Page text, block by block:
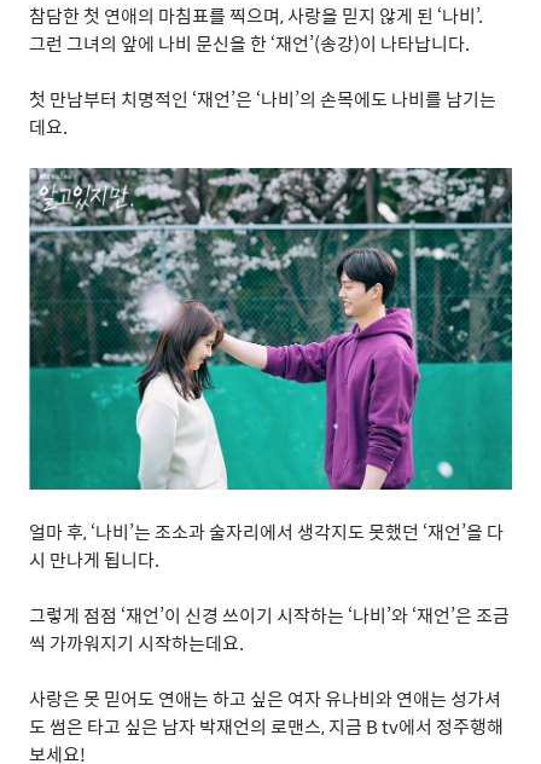
참담한첫 연애의 마침표를 찍으며,사랑을 믿지 않게 된 ‘나비’.
그런 그녀의 앞에 나비 문신을한‘재언’(송강)이 나타납니다.
첫 만남부터 치명적인 ‘재언’은 ‘나비’의 손목에도 나비를 남기는
데요.
얼마후, ‘나비’는조소과술자리에서 생각지도못했던 ‘재언’을 다
시 만나게 됩니다.
그렇게 점점 ‘재언’이 신경 쓰이기 시작하는 ‘나비’와‘재언’은조금
씩 가까워지기 시작하는데요.
사랑은못 믿어도 연애는하고 싶은 여자유나비와연애는 성가셔
도 썸은 타고 싶은 남자박재언의 로맨스,지금 B tv에서 정주행해
보세요!